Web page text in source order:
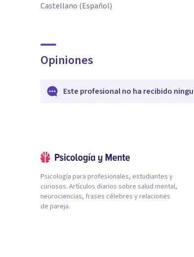
Castellano (Español)
Opiniones
Este profesional no ha recibido
Psicología para profesionales, estudiantes y
curiosos. Artículos diarios sobre salud mental,
neurociencias, frases célebres y relaciones
de pareja.